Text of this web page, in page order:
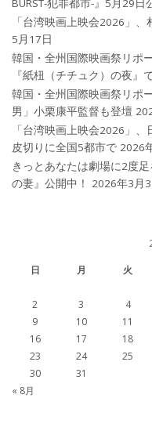
「台湾映画上映会2026」
5月17日
韓国・全州国際映画祭リポ
『紙杻（チチュク）の夜』
韓国・全州国際映画祭リポ
男」小栗康平監督も登壇
「台湾映画上映会2026」
皮切りに全国5都市で 2026
きっとあなたは劇場に2度
の妻』公開中！
2026年3月
日 月 火
2
3 4
9
10 11
16
17 18
23
24 25
30
31
« 8月